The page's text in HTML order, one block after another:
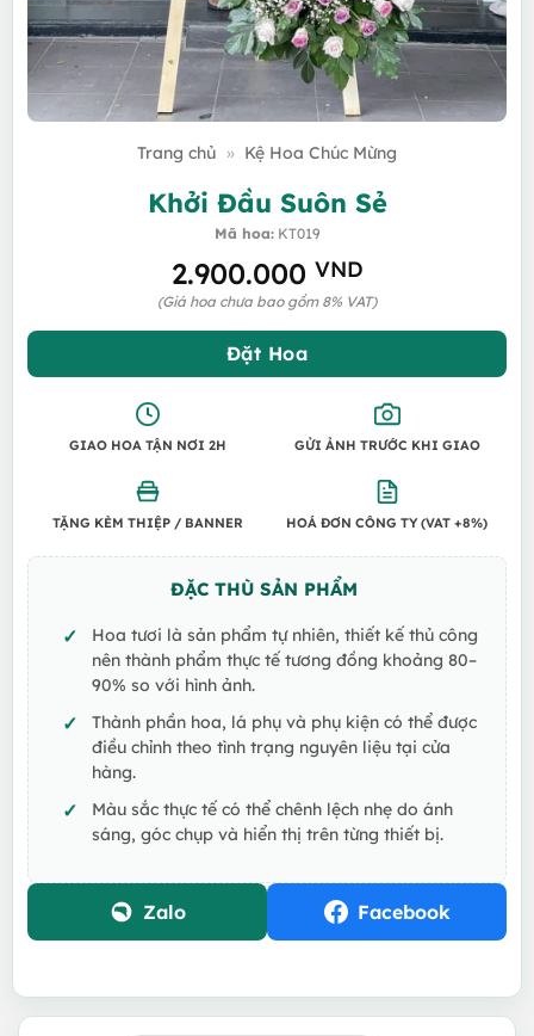
Trang chủ » Kệ Hoa Chúc Mừng
Khởi Đầu Suôn Sẻ
Mã hoa:KT019
2.900.000 VND
(Giá hoa chưa bao gồm 8% VAT)
Đặt Hoa
GIAO HOA TẬN NƠI 2H GỬI ẢNH TRƯỚC KHI GIAO
TẶNG KÈM THIỆP / BANNER HOÁ ĐƠN CÔNG TY (VAT +8%)
ĐẶC THÙ SẢN PHẨM
Hoa tươi là sản phẩm tự nhiên, thiết kế thủ công
nên thành phẩm thực tế tương đồng khoảng 80–
90% so với hình ảnh.
Thành phần hoa, lá phụ và phụ kiện có thể được
điều chỉnh theo tình trạng nguyên liệu tại cửa
hàng.
Màu sắc thực tế có thể chênh lệch nhẹ do ánh
sáng, góc chụp và hiển thị trên từng thiết bị.
Zalo Facebook